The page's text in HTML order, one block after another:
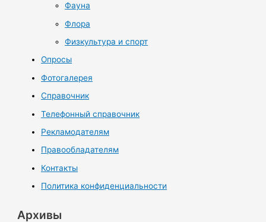
Фауна
Флора
Физкультура и спорт
Опросы
Фотогалерея
Справочник
Телефонный справочник
Рекламодателям
Правообладателям
Контакты
Политика конфиденциальности
Архивы